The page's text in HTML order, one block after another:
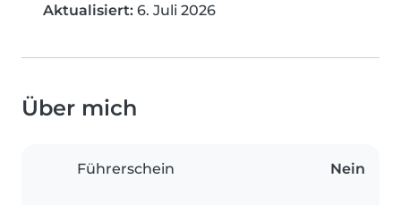
Aktualisiert: 6. Juli 2026
Über mich
Führerschein Nein